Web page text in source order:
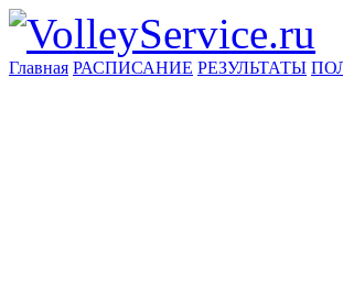
Главная РАСПИСАНИЕ РЕЗУЛЬТАТЫ